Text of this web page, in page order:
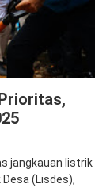
jangkauan listrik
(Lisdes),